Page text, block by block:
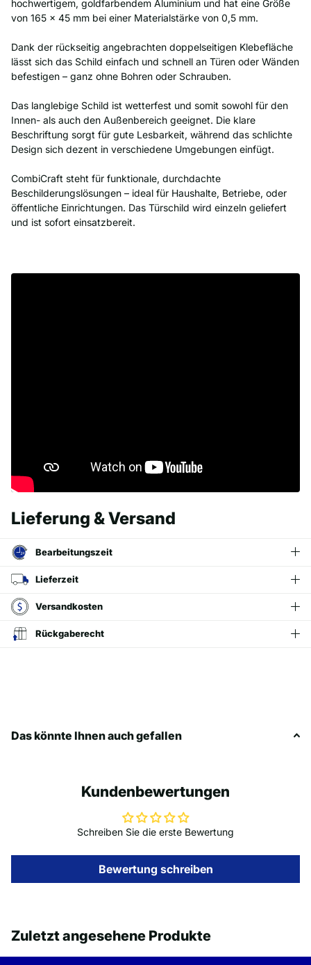
hochwertigem, goldfarbendem Aluminium und hat eine Größe
von 165 x 45 mm bei einer Materialstärke von 0,5 mm.
Dank der rückseitig angebrachten doppelseitigen Klebefläche
lässt sich das Schild einfach und schnell an Türen oder Wänden
befestigen – ganz ohne Bohren oder Schrauben.
Das langlebige Schild ist wetterfest und somit sowohl für den
Innen- als auch den Außenbereich geeignet. Die klare
Beschriftung sorgt für gute Lesbarkeit, während das schlichte
Design sich dezent in verschiedene Umgebungen einfügt.
CombiCraft steht für funktionale, durchdachte
Beschilderungslösungen – ideal für Haushalte, Betriebe, oder
öffentliche Einrichtungen. Das Türschild wird einzeln geliefert
und ist sofort einsatzbereit.
Lieferung & Versand
Bearbeitungszeit
Lieferzeit
Versandkosten
Rückgaberecht
Das könnte Ihnen auch gefallen
Kundenbewertungen
Schreiben Sie die erste Bewertung
Bewertung schreiben
Zuletzt angesehene Produkte